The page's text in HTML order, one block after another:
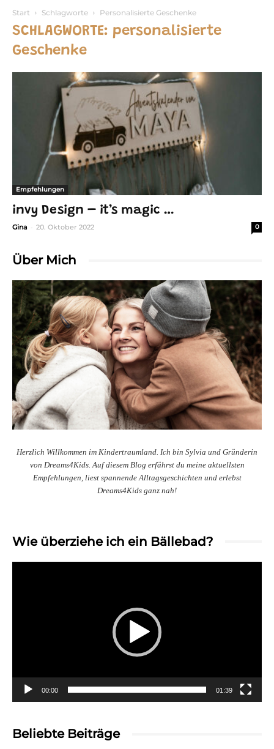
Start Schlagworte Personalisierte Geschenke
SCHLAGWORTE: personalisierte
Geschenke
Empfehlungen
invy Design – it’s magic …
Gina - 20. Oktober 2022 0
Über Mich
Herzlich Willkommen im Kindertraumland. Ich bin Sylvia und Gründerin
von Dreams4Kids. Auf diesem Blog erfährst du meine aktuellsten
Empfehlungen, liest spannende Alltagsgeschichten und erlebst
Dreams4Kids ganz nah!
Wie überziehe ich ein Bällebad?
00:00 01:39
Beliebte Beiträge